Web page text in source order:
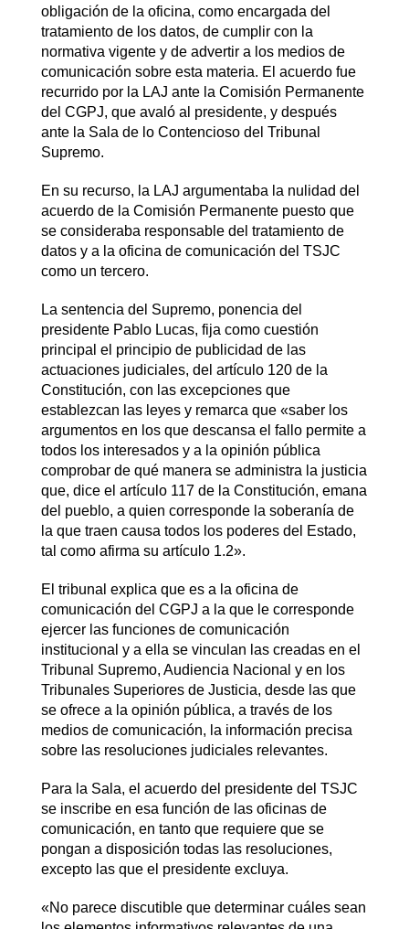
obligación de la oficina, como encargada del
tratamiento de los datos, de cumplir con la
normativa vigente y de advertir a los medios de
comunicación sobre esta materia. El acuerdo fue
recurrido por la LAJ ante la Comisión Permanente
del CGPJ, que avaló al presidente, y después
ante la Sala de lo Contencioso del Tribunal
Supremo.
En su recurso, la LAJ argumentaba la nulidad del
acuerdo de la Comisión Permanente puesto que
se consideraba responsable del tratamiento de
datos y a la oficina de comunicación del TSJC
como un tercero.
La sentencia del Supremo, ponencia del
presidente Pablo Lucas, fija como cuestión
principal el principio de publicidad de las
actuaciones judiciales, del artículo 120 de la
Constitución, con las excepciones que
establezcan las leyes y remarca que «saber los
argumentos en los que descansa el fallo permite a
todos los interesados y a la opinión pública
comprobar de qué manera se administra la justicia
que, dice el artículo 117 de la Constitución, emana
del pueblo, a quien corresponde la soberanía de
la que traen causa todos los poderes del Estado,
tal como afirma su artículo 1.2».
El tribunal explica que es a la oficina de
comunicación del CGPJ a la que le corresponde
ejercer las funciones de comunicación
institucional y a ella se vinculan las creadas en el
Tribunal Supremo, Audiencia Nacional y en los
Tribunales Superiores de Justicia, desde las que
se ofrece a la opinión pública, a través de los
medios de comunicación, la información precisa
sobre las resoluciones judiciales relevantes.
Para la Sala, el acuerdo del presidente del TSJC
se inscribe en esa función de las oficinas de
comunicación, en tanto que requiere que se
pongan a disposición todas las resoluciones,
excepto las que el presidente excluya.
«No parece discutible que determinar cuáles sean